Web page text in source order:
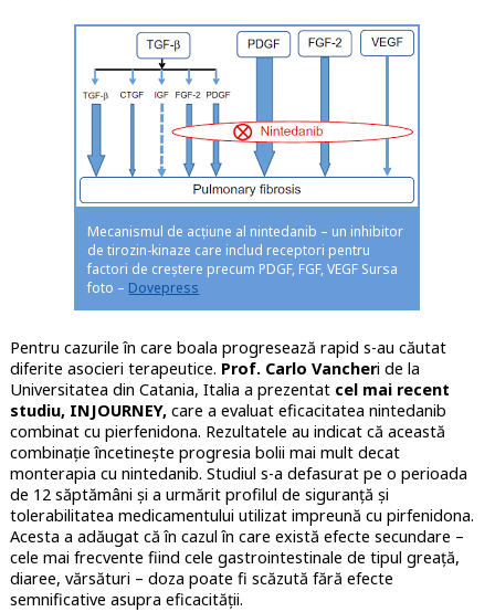
Mecanismul de acțiune al nintedanib – un inhibitor
de tirozin-kinaze care includ receptori pentru
factori de creștere precum PDGF, FGF, VEGF Sursa
foto – Dovepress
Pentru cazurile în care boala progresează rapid s-au căutat
diferite asocieri terapeutice. Prof. Carlo Vancheri de la
Universitatea din Catania, Italia a prezentat cel mai recent
studiu, INJOURNEY,care a evaluat eficacitatea nintedanib
combinat cu pierfenidona. Rezultatele au indicat că această
combinație încetinește progresia bolii mai mult decat
monterapia cu nintedanib. Studiul s-a defasurat pe o perioada
de 12 săptămâni și a urmărit profilul de siguranță și
tolerabilitatea medicamentului utilizat impreună cu pirfenidona.
Acesta a adăugat că în cazul în care există efecte secundare –
cele mai frecvente fiind cele gastrointestinale de tipul greață,
diaree, vărsături – doza poate fi scăzută fără efecte
semnificative asupra eficacității.